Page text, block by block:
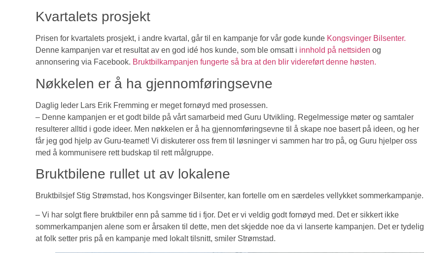
Kvartalets prosjekt
Prisen for kvartalets prosjekt, i andre kvartal, går til en kampanje for vår gode kunde Kongsvinger Bilsenter.
Denne kampanjen var et resultat av en god idé hos kunde, som ble omsatt i innhold på nettsiden og
annonsering via Facebook. Bruktbilkampanjen fungerte så bra at den blir videreført denne høsten.
Nøkkelen er å ha gjennomføringsevne
Daglig leder Lars Erik Fremming er meget fornøyd med prosessen.
– Denne kampanjen er et godt bilde på vårt samarbeid med Guru Utvikling. Regelmessige møter og samtaler
resulterer alltid i gode ideer. Men nøkkelen er å ha gjennomføringsevne til å skape noe basert på ideen, og her
får jeg god hjelp av Guru-teamet! Vi diskuterer oss frem til løsninger vi sammen har tro på, og Guru hjelper oss
med å kommunisere rett budskap til rett målgruppe.
Bruktbilene rullet ut av lokalene
Bruktbilsjef Stig Strømstad, hos Kongsvinger Bilsenter, kan fortelle om en særdeles vellykket sommerkampanje.
– Vi har solgt flere bruktbiler enn på samme tid i fjor. Det er vi veldig godt fornøyd med. Det er sikkert ikke
sommerkampanjen alene som er årsaken til dette, men det skjedde noe da vi lanserte kampanjen. Det er tydelig
at folk setter pris på en kampanje med lokalt tilsnitt, smiler Strømstad.